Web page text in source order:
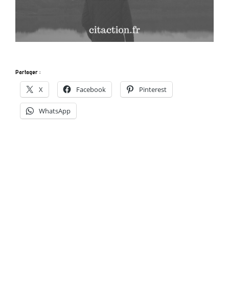
Partager :
X Facebook Pinterest
WhatsApp